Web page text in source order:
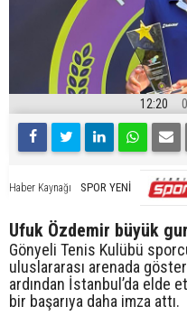
12:20
Haber Kaynağı SPOR YENİ
Ufuk Özdemir büyük
Gönyeli Tenis Kulübü
uluslararası arenada
ardından İstanbul’da elde
bir başarıya daha imza attı.